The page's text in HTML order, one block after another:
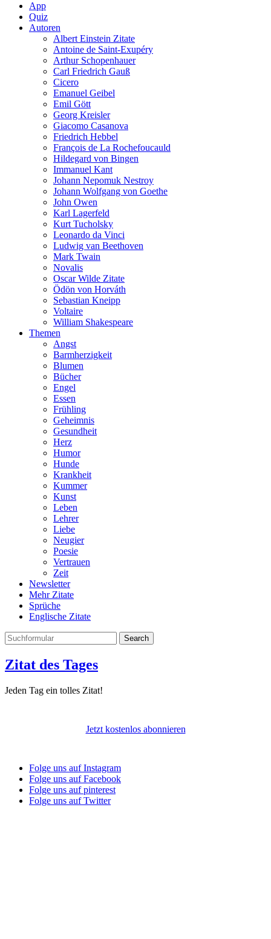
App
Quiz
Autoren
Albert Einstein Zitate
Antoine de Saint-Exupéry
Arthur Schopenhauer
Carl Friedrich Gauß
Cicero
Emanuel Geibel
Emil Gött
Georg Kreisler
Giacomo Casanova
Friedrich Hebbel
François de La Rochefoucauld
Hildegard von Bingen
Immanuel Kant
Johann Nepomuk Nestroy
Johann Wolfgang von Goethe
John Owen
Karl Lagerfeld
Kurt Tucholsky
Leonardo da Vinci
Ludwig van Beethoven
Mark Twain
Novalis
Oscar Wilde Zitate
Ödön von Horváth
Sebastian Kneipp
Voltaire
William Shakespeare
Themen
Angst
Barmherzigkeit
Blumen
Bücher
Engel
Essen
Frühling
Geheimnis
Gesundheit
Herz
Humor
Hunde
Krankheit
Kummer
Kunst
Leben
Lehrer
Liebe
Neugier
Poesie
Vertrauen
Zeit
Newsletter
Mehr Zitate
Sprüche
Englische Zitate
Search
Zitat des Tages
Jeden Tag ein tolles Zitat!
Jetzt kostenlos abonnieren
Folge uns auf Instagram
Folge uns auf Facebook
Folge uns auf pinterest
Folge uns auf Twitter